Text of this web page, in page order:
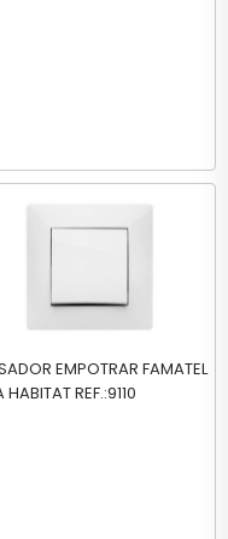
EMPOTRAR FAMATEL
HABITAT REF.:9110